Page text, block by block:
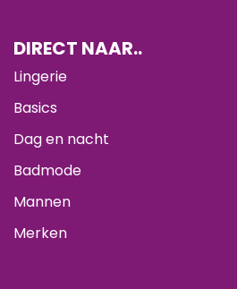
DIRECT NAAR..
Lingerie
Basics
Dag en nacht
Badmode
Mannen
Merken